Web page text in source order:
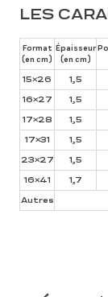
LES
Format
(en cm)
Épaisseur
(en cm)
15×26 1,5
16×27
1,5
17×28
1,5
17×31
1,5
23×27
1,5
16×41
1,7
Autres